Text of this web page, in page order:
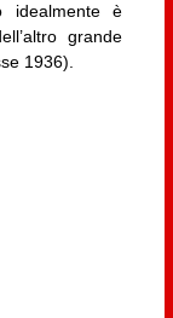
idealmente è
grande
1936).